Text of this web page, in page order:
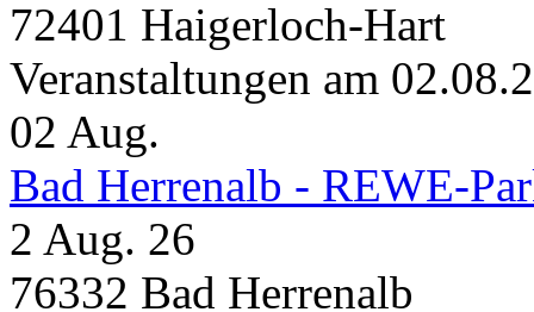
72401 Haigerloch-Hart
Veranstaltungen am
02 Aug.
Bad Herrenalb - REWE-
2 Aug. 26
76332 Bad Herrenalb